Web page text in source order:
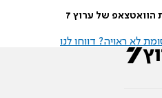
הוואטצאפ של ערוץ 7
לא ראויה? דווחו לנו